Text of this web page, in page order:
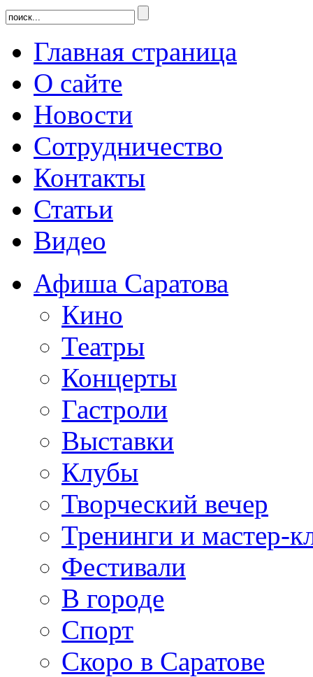
Главная страница
О сайте
Новости
Сотрудничество
Контакты
Статьи
Видео
Афиша Саратова
Кино
Театры
Концерты
Гастроли
Выставки
Клубы
Творческий вечер
Тренинги и мастер-
Фестивали
В городе
Спорт
Скоро в Саратове